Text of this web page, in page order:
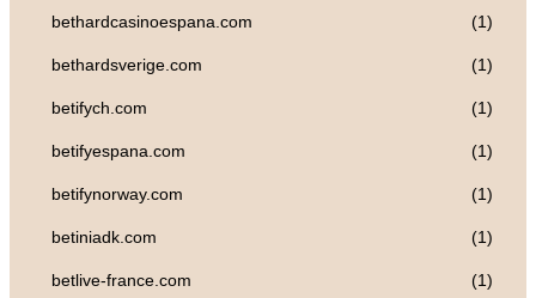
bethardcasinoespana.com (1)
bethardsverige.com (1)
betifych.com (1)
betifyespana.com (1)
betifynorway.com (1)
betiniadk.com (1)
betlive-france.com (1)